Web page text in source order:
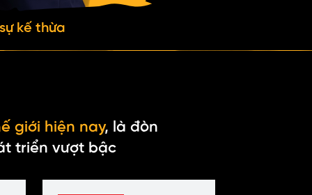
kế thừa
giới hiện nay, là đòn
triển vượt bậc